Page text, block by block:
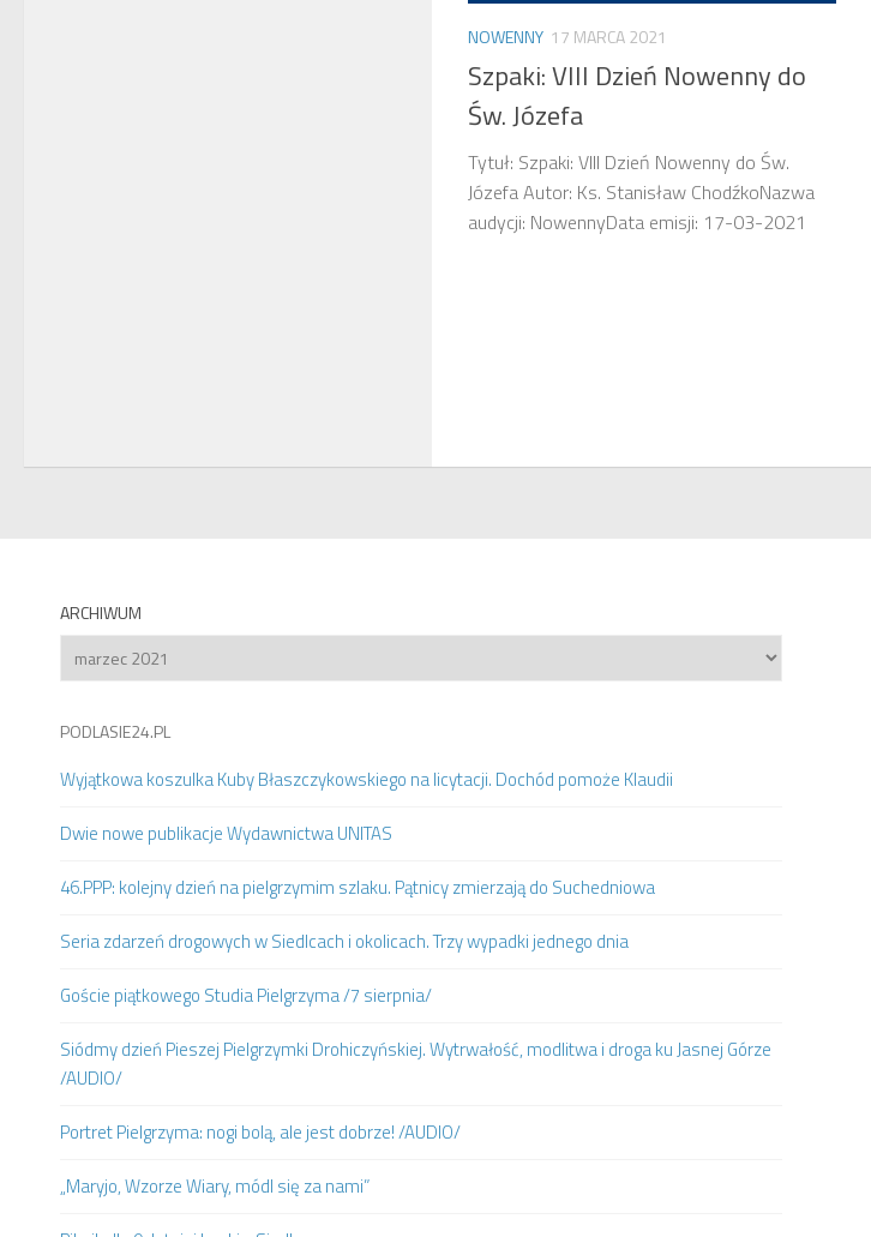
NOWENNY 17 MARCA 2021
Szpaki: VIII Dzień Nowenny do
Św. Józefa
Tytuł: Szpaki: VIII Dzień Nowenny do Św.
Józefa Autor: Ks. Stanisław ChodźkoNazwa
audycji: NowennyData emisji: 17-03-2021
ARCHIWUM
Archiwum
PODLASIE24.PL
Wyjątkowa koszulka Kuby Błaszczykowskiego na licytacji. Dochód pomoże Klaudii
Dwie nowe publikacje Wydawnictwa UNITAS
46.PPP: kolejny dzień na pielgrzymim szlaku. Pątnicy zmierzają do Suchedniowa
Seria zdarzeń drogowych w Siedlcach i okolicach. Trzy wypadki jednego dnia
Goście piątkowego Studia Pielgrzyma /7 sierpnia/
Siódmy dzień Pieszej Pielgrzymki Drohiczyńskiej. Wytrwałość, modlitwa i droga ku Jasnej Górze
/AUDIO/
Portret Pielgrzyma: nogi bolą, ale jest dobrze! /AUDIO/
„Maryjo, Wzorze Wiary, módl się za nami”